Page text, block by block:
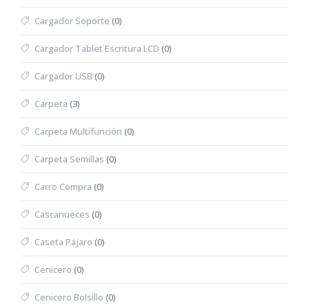
Cargador Soporte (0)
Cargador Tablet Escritura LCD (0)
Cargador USB (0)
Carpeta (3)
Carpeta Multifunción (0)
Carpeta Semillas (0)
Carro Compra (0)
Cascanueces (0)
Caseta Pájaro (0)
Cenicero (0)
Cenicero Bolsillo (0)